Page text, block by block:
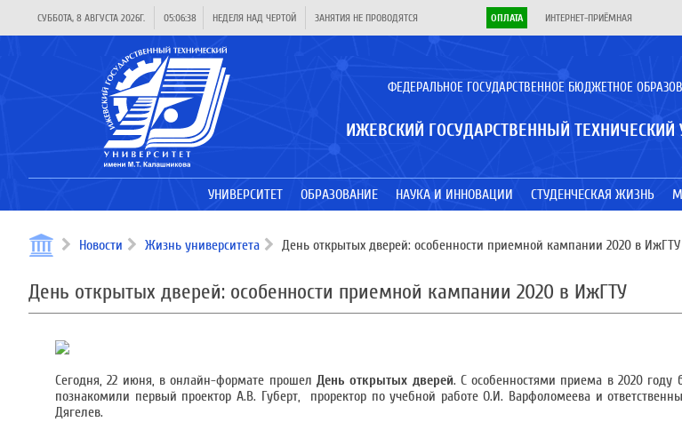
СУББОТА, 8 АВГУСТА 2026Г. 05:06:38 НЕДЕЛЯ НАД ЧЕРТОЙ ЗАНЯТИЯ НЕ ПРОВОДЯТСЯ ОПЛАТА ИНТЕРНЕТ-ПРИЁМНАЯ
ФЕДЕРАЛЬНОЕ ГОСУДАРСТВЕННОЕ БЮДЖЕТНОЕ
ИЖЕВСКИЙ ГОСУДАРСТВЕННЫЙ
УНИВЕРСИТЕТ ОБРАЗОВАНИЕ НАУКА И ИННОВАЦИИ СТУДЕНЧЕСКАЯ ЖИЗНЬ
Новости Жизнь университета День открытых дверей: особенности приемной кампании 2020 в ИжГТУ
День открытых дверей: особенности приемной кампании 2020 в ИжГТУ
Сегодня, 22 июня, в онлайн-формате прошел День открытых дверей. С особенностями приема в 2020 году
познакомили первый проектор А.В. Губерт, проректор по учебной работе О.И. Варфоломеева и
Дягелев.